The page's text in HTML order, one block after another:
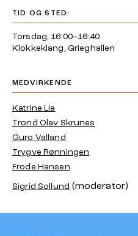
TID OG STED:
Torsdag, 16:00–16:40
Klokkeklang, Grieghallen
MEDVIRKENDE
Katrine Lia
Trond Olav Skrunes
Guro Valland
Trygve Rønningen
Frode Hansen
Sigrid Sollund (moderator)